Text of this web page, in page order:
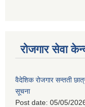
रोजगार सेवा
वैदेशिक रोजगार सन्तती
सूचना
Post date: 05/05/